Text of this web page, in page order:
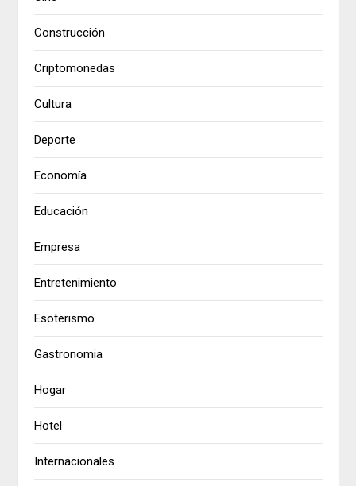
Construcción
Criptomonedas
Cultura
Deporte
Economía
Educación
Empresa
Entretenimiento
Esoterismo
Gastronomia
Hogar
Hotel
Internacionales